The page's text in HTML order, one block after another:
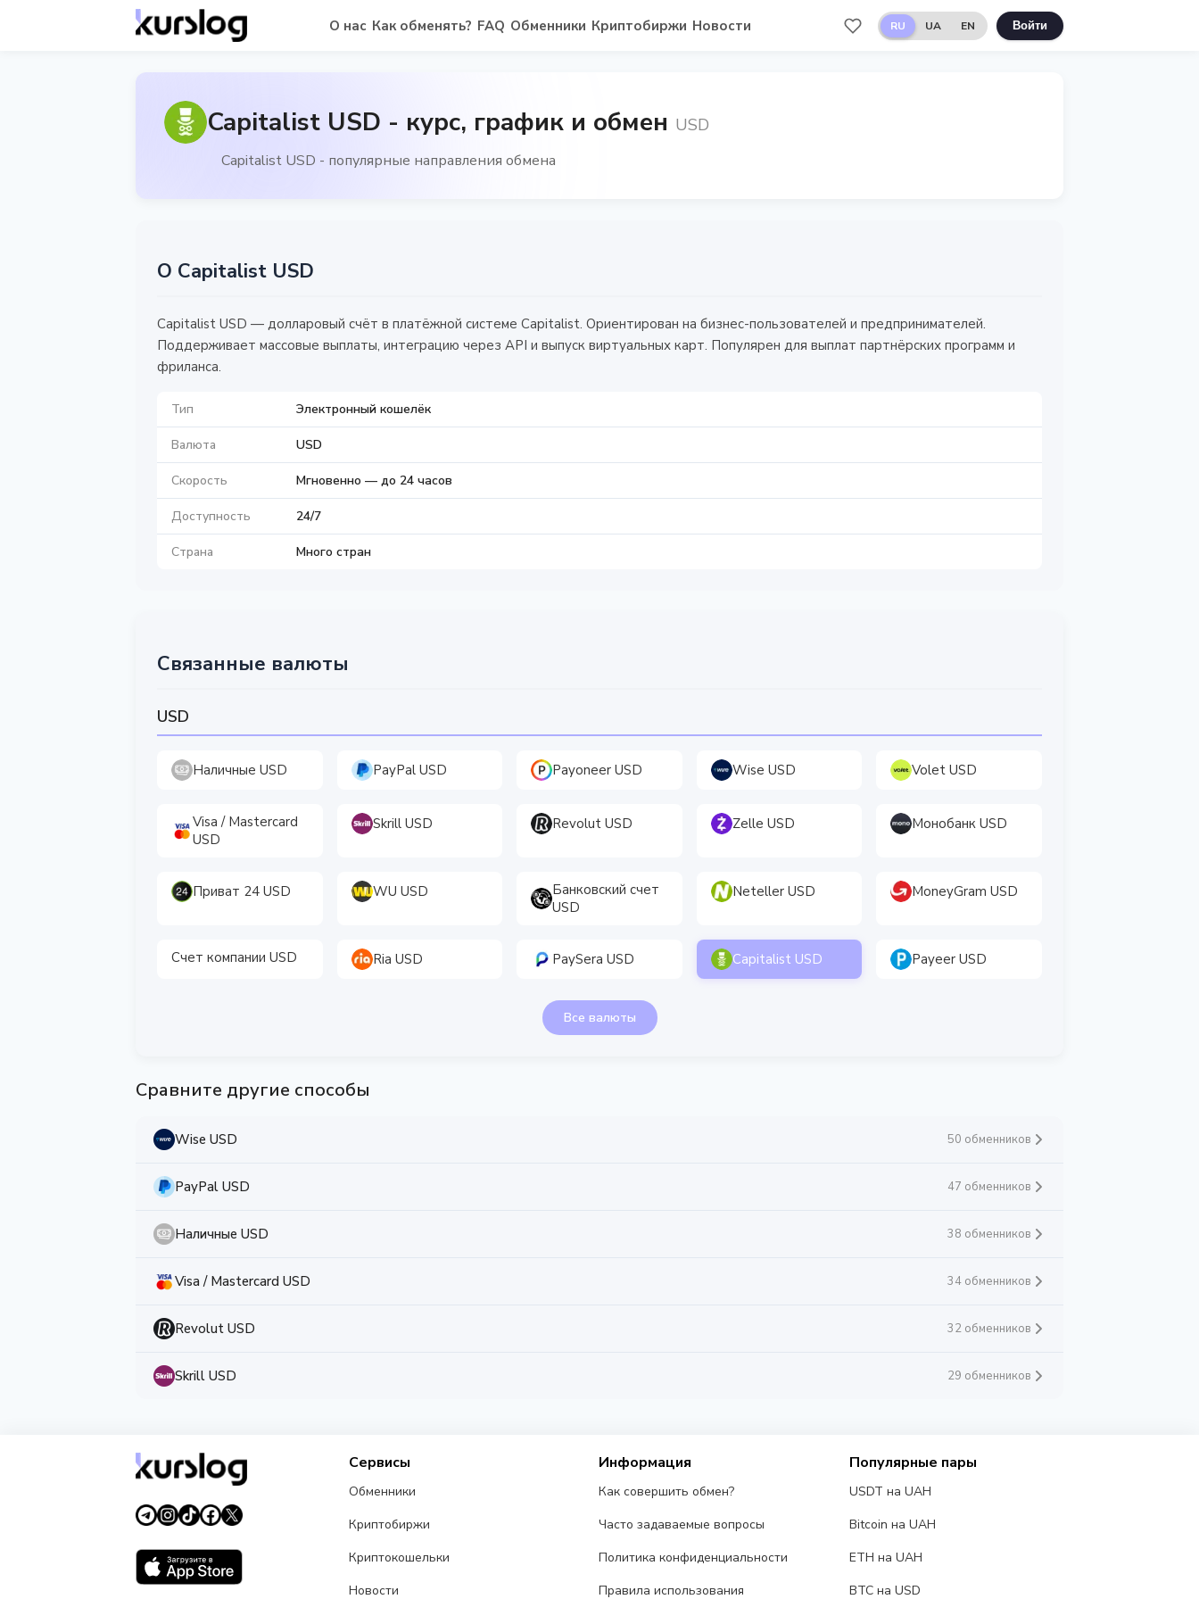
О нас Как обменять? FAQ Обменники Криптобиржи Новости RU UA EN Войти
Capitalist USD - курс, график и обмен USD
Capitalist USD - популярные направления обмена
О Capitalist USD
Capitalist USD — долларовый счёт в платёжной системе Capitalist. Ориентирован на бизнес-пользователей и предпринимателей.
Поддерживает массовые выплаты, интеграцию через API и выпуск виртуальных карт. Популярен для выплат партнёрских программ и
фриланса.
Тип Электронный кошелёк
Валюта USD
Скорость Мгновенно — до 24 часов
Доступность 24/7
Страна Много стран
Связанные валюты
USD
Наличные USD PayPal USD Payoneer USD Wise USD Volet USD
Visa / Mastercard
USD
Skrill USD Revolut USD Zelle USD Монобанк USD
Приват 24 USD WU USD
Банковский счет
USD
Neteller USD MoneyGram USD
Счет компании USD Ria USD PaySera USD Capitalist USD Payeer USD
Все валюты
Сравните другие способы
Wise USD 50 обменников
PayPal USD 47 обменников
Наличные USD 38 обменников
Visa / Mastercard USD 34 обменников
Revolut USD 32 обменников
Skrill USD 29 обменников
Сервисы
Обменники
Криптобиржи
Криптокошельки
Новости
Информация
Как совершить обмен?
Часто задаваемые вопросы
Политика конфиденциальности
Правила использования
Популярные пары
USDT на UAH
Bitcoin на UAH
ETH на UAH
BTC на USD